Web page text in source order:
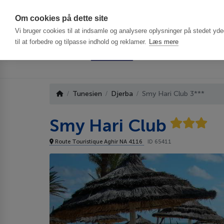
Om cookies på dette site
Vi bruger cookies til at indsamle og analysere oplysninger på stedet
til at forbedre og tilpasse indhold og reklamer. Læs mere
Tunesien Djerba Smy Hari Club 3***
Smy Hari Club
Route Touristique Aghir NA 4116 ID 65411